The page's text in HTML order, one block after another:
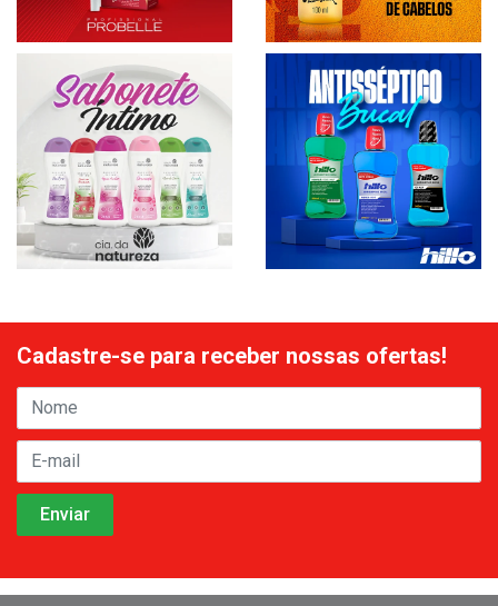
Cadastre-se para receber nossas ofertas!